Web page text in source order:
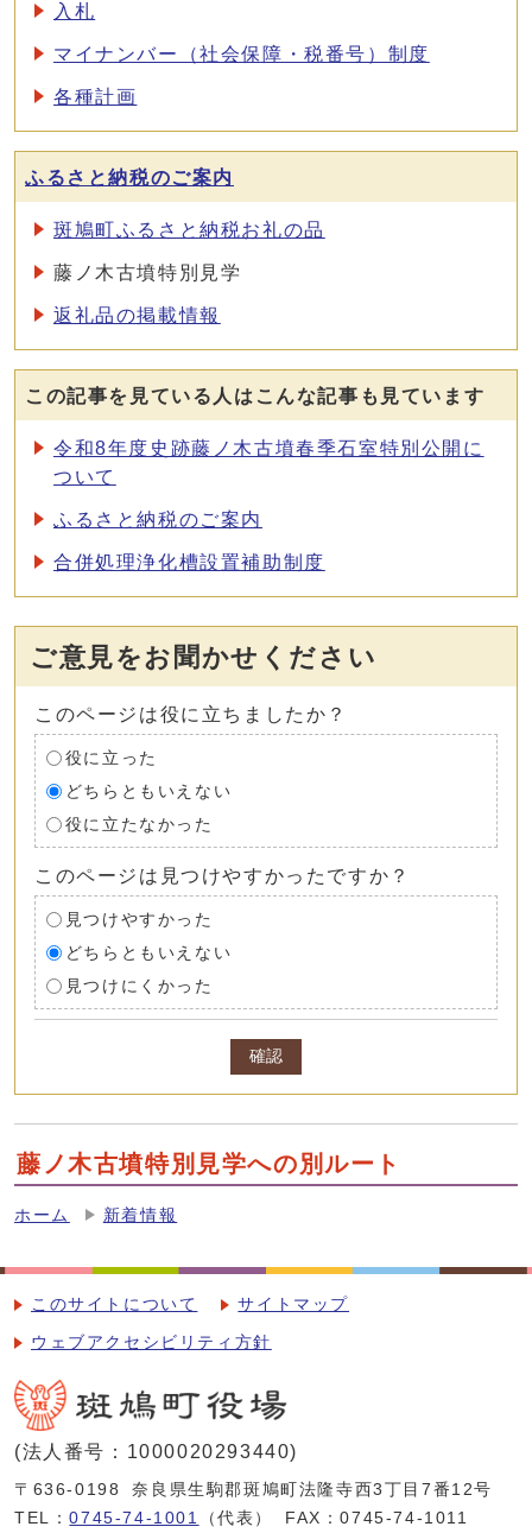
入札
マイナンバー（社会保障・税番号）制度
各種計画
ふるさと納税のご案内
斑鳩町ふるさと納税お礼の品
藤ノ木古墳特別見学
返礼品の掲載情報
この記事を見ている人はこんな記事も見ています
令和8年度史跡藤ノ木古墳春季石室特別公開に
ついて
ふるさと納税のご案内
合併処理浄化槽設置補助制度
ご意見をお聞かせください
このページは役に立ちましたか？
役に立った
どちらともいえない
役に立たなかった
このページは見つけやすかったですか？
見つけやすかった
どちらともいえない
見つけにくかった
確認
藤ノ木古墳特別見学への別ルート
ホーム 新着情報
このサイトについて サイトマップ
ウェブアクセシビリティ方針
(法人番号：1000020293440)
〒636-0198
奈良県生駒郡斑鳩町法隆寺西3丁目7番12号
TEL：0745-74-1001 （代表） FAX：0745-74-1011